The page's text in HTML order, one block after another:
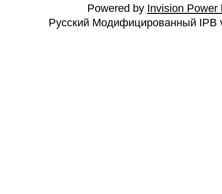
Powered by Invision Power
Русский Модифицированный IPB